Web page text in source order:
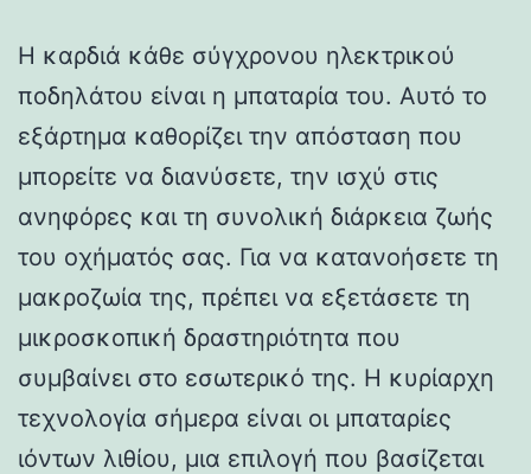
Η καρδιά κάθε σύγχρονου ηλεκτρικού
ποδηλάτου είναι η μπαταρία του. Αυτό το
εξάρτημα καθορίζει την απόσταση που
μπορείτε να διανύσετε, την ισχύ στις
ανηφόρες και τη συνολική διάρκεια ζωής
του οχήματός σας. Για να κατανοήσετε τη
μακροζωία της, πρέπει να εξετάσετε τη
μικροσκοπική δραστηριότητα που
συμβαίνει στο εσωτερικό της. Η κυρίαρχη
τεχνολογία σήμερα είναι οι μπαταρίες
ιόντων λιθίου, μια επιλογή που βασίζεται